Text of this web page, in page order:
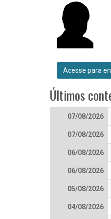
Últimos
07/08/2026
07/08/2026
06/08/2026
06/08/2026
05/08/2026
04/08/2026